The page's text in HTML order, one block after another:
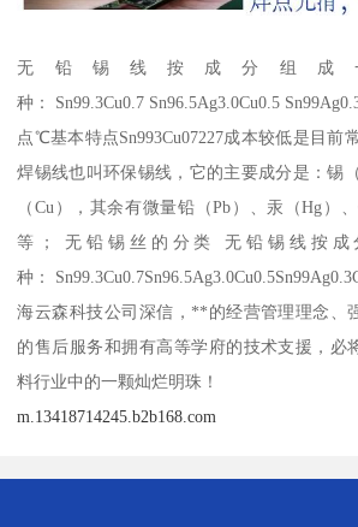
无铅锡线按成分组成
种： Sn99.3Cu0.7 Sn96.5Ag3.0Cu0.5
点℃基本特点Sn993Cu07227成本较低是目前
焊锡线也叫环保锡线，它的主要成分是：锡
（Cu），其余有微量铅（Pb）、汞（Hg）、
等； 无铅锡丝的分类 无铅锡线按成
种：
海云森科技公司深信，**的经营管理理念、
的售后服务和拥有高等学府的技术支援，必
料行业中的一颗灿烂明珠！
m.13418714245.b2b168.com